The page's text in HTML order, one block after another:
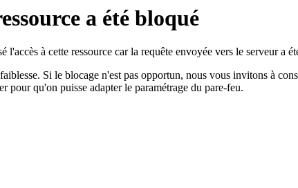
a été bloqué
à cette ressource car la requête envoyée vers le serveur a
Si le blocage n'est pas opportun, nous vous invitons à
pour qu'on puisse adapter le paramétrage du pare-feu.